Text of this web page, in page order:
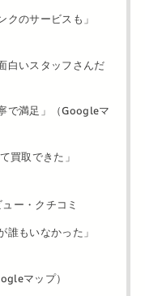
クのサービスも」
白いスタッフさんだ
で満足」（Googleマ
買取できた」
ー・クチコミ
誰もいなかった」
マップ）